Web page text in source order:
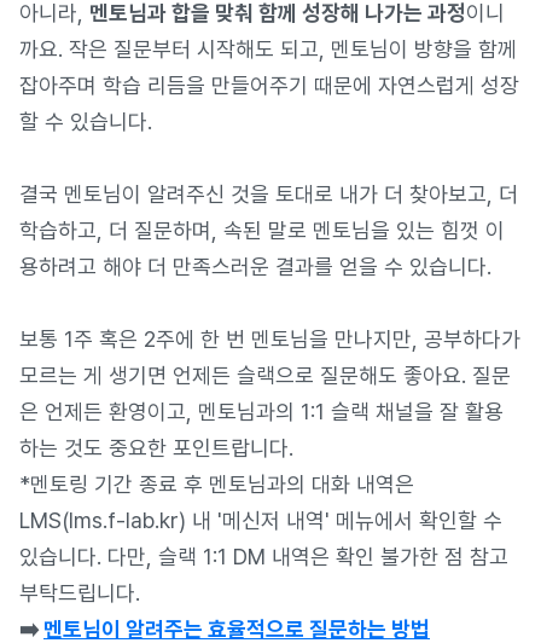
아니라, 멘토님과 합을 맞춰 함께 성장해 나가는 과정이니
까요. 작은 질문부터 시작해도 되고, 멘토님이 방향을 함께
잡아주며 학습 리듬을 만들어주기 때문에 자연스럽게 성장
할 수 있습니다.
결국 멘토님이 알려주신 것을 토대로 내가 더 찾아보고, 더
학습하고, 더 질문하며, 속된 말로 멘토님을 있는 힘껏 이
용하려고 해야 더 만족스러운 결과를 얻을 수 있습니다.
보통 1주 혹은 2주에 한 번 멘토님을 만나지만, 공부하다가
모르는 게 생기면 언제든 슬랙으로 질문해도 좋아요. 질문
은 언제든 환영이고, 멘토님과의 1:1 슬랙 채널을 잘 활용
하는 것도 중요한 포인트랍니다.
*멘토링 기간 종료 후 멘토님과의 대화 내역은
LMS(lms.f-lab.kr) 내 '메신저 내역' 메뉴에서 확인할 수
있습니다. 다만, 슬랙 1:1 DM 내역은 확인 불가한 점 참고
부탁드립니다.
➡️멘토님이 알려주는 효율적으로 질문하는 방법